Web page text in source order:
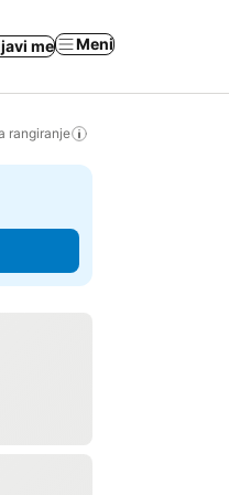
me Meni
rangiranje